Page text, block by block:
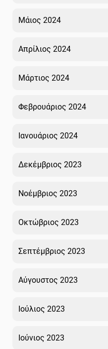
Μάιος 2024
Απρίλιος 2024
Μάρτιος 2024
Φεβρουάριος 2024
Ιανουάριος 2024
Δεκέμβριος 2023
Νοέμβριος 2023
Οκτώβριος 2023
Σεπτέμβριος 2023
Αύγουστος 2023
Ιούλιος 2023
Ιούνιος 2023